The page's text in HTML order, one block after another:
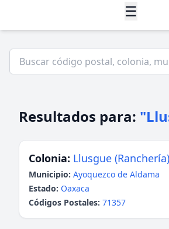
☰
Resultados para:
Colonia: Llusgue (Ranchería)
Municipio: Ayoquezco de Aldama
Estado: Oaxaca
Códigos Postales: 71357